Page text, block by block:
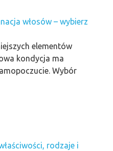
włosów – wybierz
elementów
kondycja ma
Wybór
rodzaje i